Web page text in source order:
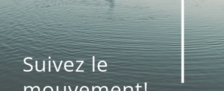
Suivez le